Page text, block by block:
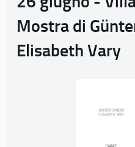
Mostra di
Elisabeth Vary